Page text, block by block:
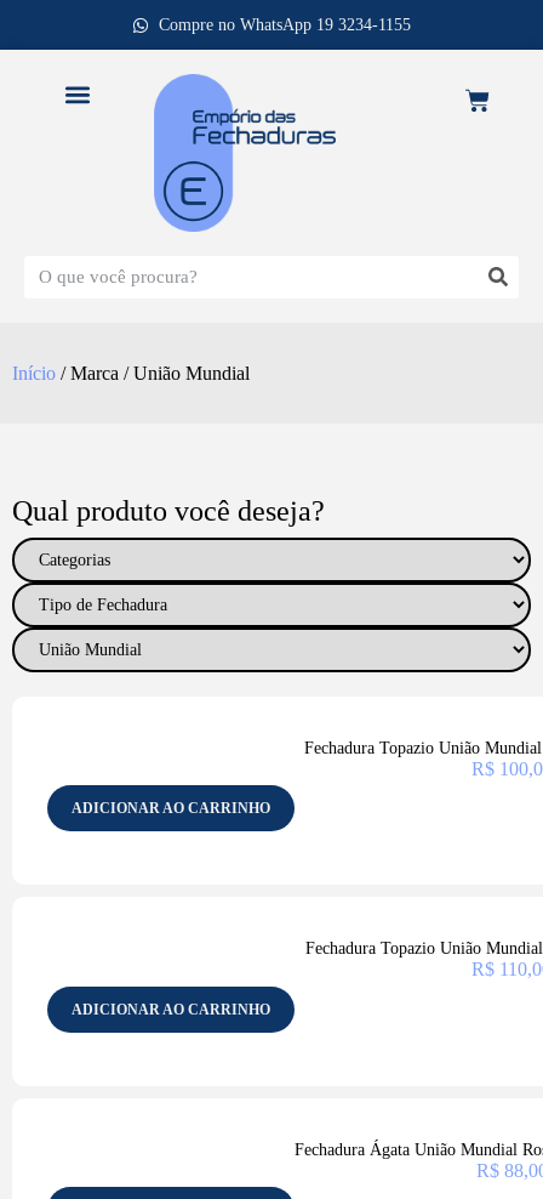
Compre no WhatsApp 19 3234-1155
Início / Marca / União Mundial
Qual produto você deseja?
Fechadura Topazio União
R$
ADICIONAR AO CARRINHO
Fechadura Topazio União
R$
ADICIONAR AO CARRINHO
Fechadura Ágata União Mundial
R$